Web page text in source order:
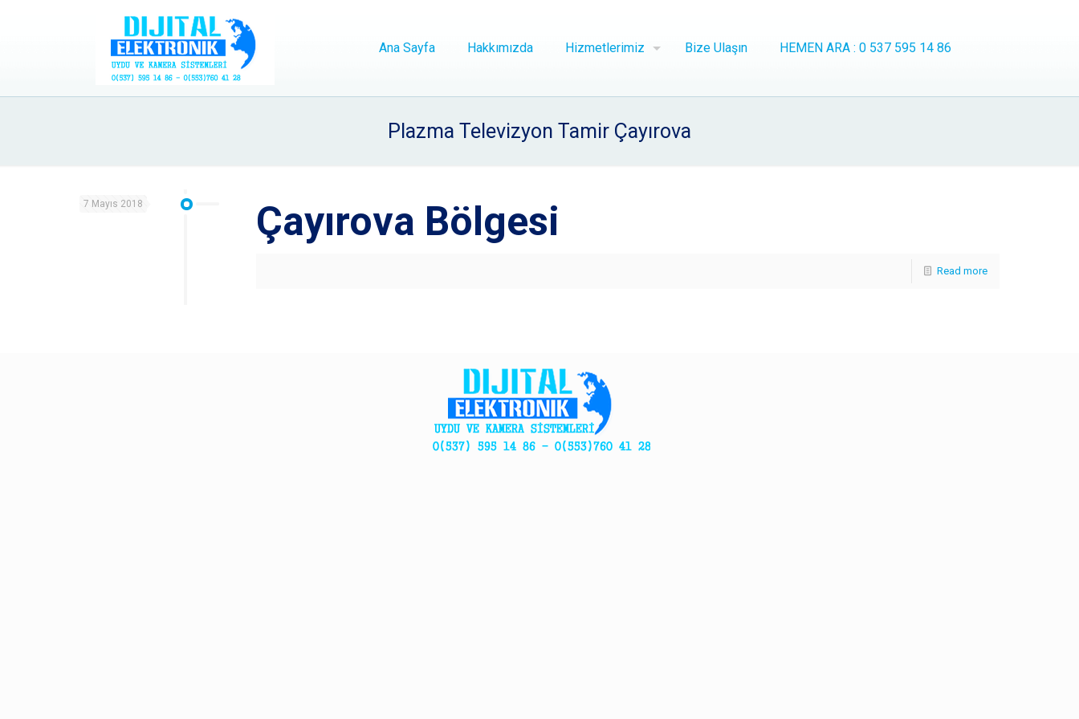
Ana Sayfa Hakkımızda Hizmetlerimiz Bize Ulaşın HEMEN ARA : 0 537 595 14 86
Plazma Televizyon Tamir Çayırova
7 Mayıs 2018 Çayırova Bölgesi
Read more